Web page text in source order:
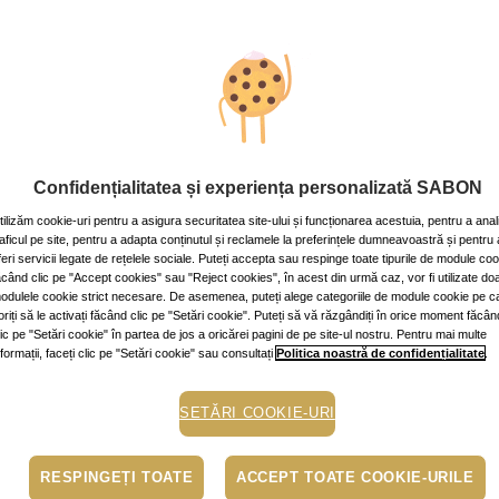
lor benefic asupra pielii
ten ingrediente naturale extract de plante
pielii ape termale, ape tonice sau ape micelare, dar ce ai spune
relaxantă, apele botanice sunt minunate pentru piele,
completează perfect orice rutină de înfrumusețare,
folosi zi de zi pentru a împrospăta pielea, pentru a-i oferi un
minunată și după
plajă, când tenul nostru are nevoie de
asupra pielii, datorită parfumului dulce și învăluitor ce
Confidențialitatea și experiența personalizată SABON
cookie-uri pentru a asigura securitatea site-ului și funcționarea acestuia, pentru a
pe site, pentru a adapta conținutul și reclamele la preferințele dumneavoastră și pentru
servicii legate de rețelele sociale. Puteți accepta sau respinge toate tipurile de module
clic pe "Accept cookies" sau "Reject cookies", în acest din urmă caz, vor fi utilizate
cookie strict necesare. De asemenea, puteți alege categoriile de module cookie pe
să le activați făcând clic pe "Setări cookie". Puteți să vă răzgândiți în orice moment
pe "Setări cookie" în partea de jos a oricărei pagini de pe site-ul nostru. Pentru mai multe
faceți clic pe "Setări cookie" sau consultațiPolitica noastră de confidențialitate
SETĂRI COOKIE-URI
RESPINGEȚI TOATE ACCEPT TOATE COOKIE-URILE